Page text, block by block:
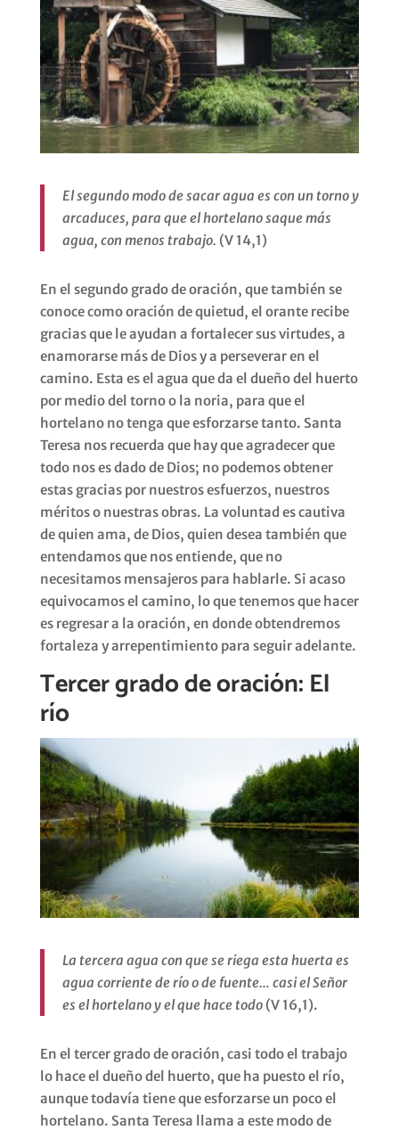
El segundo modo de sacar agua es con un torno y
arcaduces, para que el hortelano saque más
agua, con menos trabajo. (V 14,1)
En el segundo grado de oración, que también se
conoce como oración de quietud, el orante recibe
gracias que le ayudan a fortalecer sus virtudes, a
enamorarse más de Dios y a perseverar en el
camino. Esta es el agua que da el dueño del huerto
por medio del torno o la noria, para que el
hortelano no tenga que esforzarse tanto. Santa
Teresa nos recuerda que hay que agradecer que
todo nos es dado de Dios; no podemos obtener
estas gracias por nuestros esfuerzos, nuestros
méritos o nuestras obras. La voluntad es cautiva
de quien ama, de Dios, quien desea también que
entendamos que nos entiende, que no
necesitamos mensajeros para hablarle. Si acaso
equivocamos el camino, lo que tenemos que hacer
es regresar a la oración, en donde obtendremos
fortaleza y arrepentimiento para seguir adelante.
Tercer grado de oración: El
río
La tercera agua con que se riega esta huerta es
agua corriente de río o de fuente… casi el Señor
es el hortelano y el que hace todo (V 16,1).
En el tercer grado de oración, casi todo el trabajo
lo hace el dueño del huerto, que ha puesto el río,
aunque todavía tiene que esforzarse un poco el
hortelano. Santa Teresa llama a este modo de